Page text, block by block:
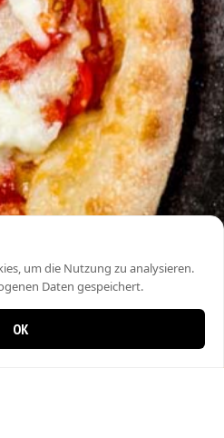
um die Nutzung zu analysieren.
Daten gespeichert.
OK